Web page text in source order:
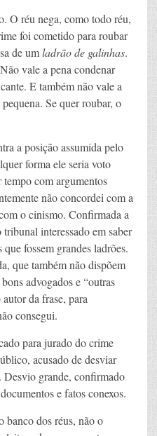
O réu nega, como todo réu,
foi cometido para roubar
de umladrão de galinhas.
vale a pena condenar
E também não vale a
Se quer roubar, o
a posição assumida pelo
forma ele seria voto
com argumentos
não concordei com a
o cinismo. Confirmada a
interessado em saber
fossem grandes ladrões.
que também não dispõem
advogados e “outras
da frase, para
consegui.
para jurado do crime
acusado de desviar
Desvio grande, confirmado
e fatos conexos.
banco dos réus, não o